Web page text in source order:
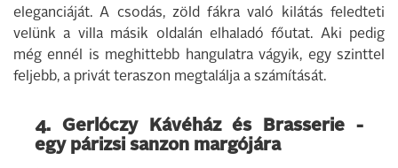
eleganciáját. A csodás, zöld fákra való kilátás feledteti
velünk a villa másik oldalán elhaladó főutat. Aki pedig
még ennél is meghittebb hangulatra vágyik, egy szinttel
feljebb, a privát teraszon megtalálja a számítását.
4. Gerlóczy Kávéház és Brasserie -
egy párizsi sanzon margójára